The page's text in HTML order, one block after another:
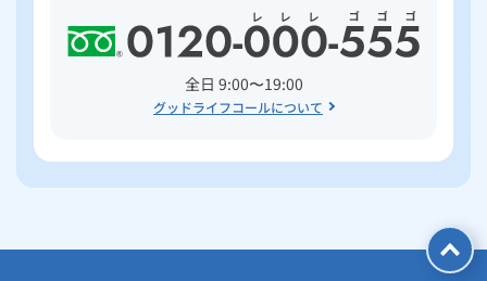
全日 9:00〜19:00
グッドライフコールについて